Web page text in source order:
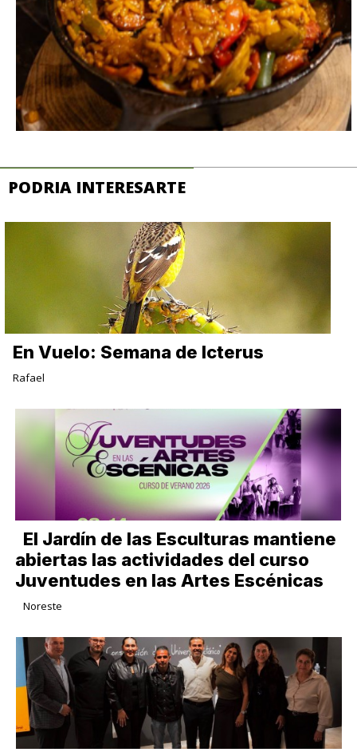
PODRIA INTERESARTE
En Vuelo: Semana de Icterus
Rafael
El Jardín de las Esculturas mantiene
abiertas las actividades del curso
Juventudes en las Artes Escénicas
Noreste